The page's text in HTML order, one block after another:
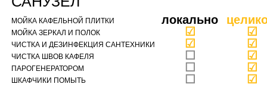
МОЙКА КАФЕЛЬНОЙ ПЛИТКИ
МОЙКА ЗЕРКАЛ И ПОЛОК
ЧИСТКА И ДЕЗИНФЕКЦИЯ САНТЕХНИКИ
ЧИСТКА ШВОВ КАФЕЛЯ
ПАРОГЕНЕРАТОРОМ
ШКАФЧИКИ ПОМЫТЬ
локально
☑
☑
☐
☐
☐
☑
☑
☑
☑
☑